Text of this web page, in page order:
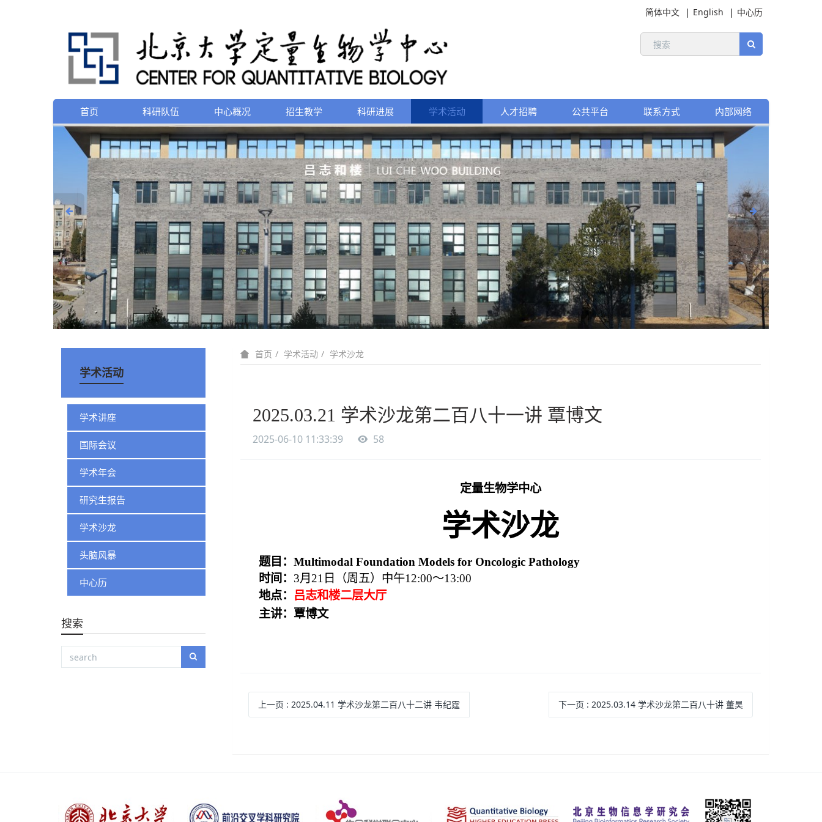
简体中文 English 中心历
首页 科研队伍 中心概况 招生教学 科研进展 学术活动 人才招聘 公共平台 联系方式 内部网络
首页 学术活动 学术沙龙
2025.03.21 学术沙龙第二百八十一讲 覃博文
2025-06-10 11:33:39 58
定量生物学中心
学术沙龙
题目： Multimodal Foundation Models for Oncologic Pathology
时间： 3月21 日（周五）中午12:00～13:00
地点：
吕志和楼二层大厅
主讲：覃博文
上一页 : 2025.04.11 学术沙龙第二百八十二讲 韦纪霆 下一页 : 2025.03.14 学术沙龙第二百八十讲 董昊
学术活动
学术讲座
国际会议
学术年会
研究生报告
学术沙龙
头脑风暴
中心历
搜索